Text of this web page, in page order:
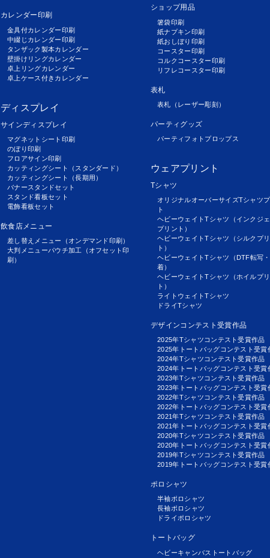
カレンダー印刷
金具付カレンダー印刷
中綴じカレンダー印刷
タンザック製本カレンダー
壁掛けリングカレンダー
卓上リングカレンダー
卓上ケース付きカレンダー
ディスプレイ
サインディスプレイ
マグネットシート印刷
のぼり印刷
フロアサイン印刷
カッティングシート（スタンダード）
カッティングシート（長期用）
バナースタンドセット
スタンド看板セット
電飾看板セット
飲食店メニュー
差し替えメニュー（オンデマンド印刷）
大判メニューパウチ加工（オフセット印
刷）
ショップ用品
箸袋印刷
紙ナプキン印刷
紙おしぼり印刷
コースター印刷
コルクコースター印刷
リフレコースター印刷
表札
表札（レーザー彫刻）
パーティグッズ
パーティフォトプロップス
ウェアプリント
Tシャツ
オリジナルオーバーサイズTシャツ
ト
ヘビーウェイトTシャツ（インクジ
プリント）
ヘビーウェイトTシャツ（シルクプ
ト）
ヘビーウェイトTシャツ（DTF転写
着）
ヘビーウェイトTシャツ（ホイルプ
ト）
ライトウェイトTシャツ
ドライTシャツ
デザインコンテスト受賞作品
2025年Tシャツコンテスト受賞作品
2025年トートバッグコンテスト受賞
2024年Tシャツコンテスト受賞作品
2024年トートバッグコンテスト受賞
2023年Tシャツコンテスト受賞作品
2023年トートバッグコンテスト受賞
2022年Tシャツコンテスト受賞作品
2022年トートバッグコンテスト受賞
2021年Tシャツコンテスト受賞作品
2021年トートバッグコンテスト受賞
2020年Tシャツコンテスト受賞作品
2020年トートバッグコンテスト受賞
2019年Tシャツコンテスト受賞作品
2019年トートバッグコンテスト受賞
ポロシャツ
半袖ポロシャツ
長袖ポロシャツ
ドライポロシャツ
トートバッグ
ヘビーキャンバストートバッグ